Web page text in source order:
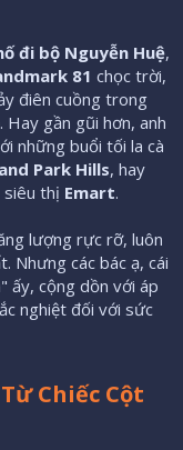
đi bộ Nguyễn Huệ,
81 chọc trời,
điên cuồng trong
. Hay gần gũi hơn, anh
những buổi tối la cà
Park Hills, hay
siêu thị Emart.
lượng rực rỡ, luôn
Nhưng các bác ạ, cái
ấy, cộng dồn với áp
nghiệt đối với sức
Chiếc Cột